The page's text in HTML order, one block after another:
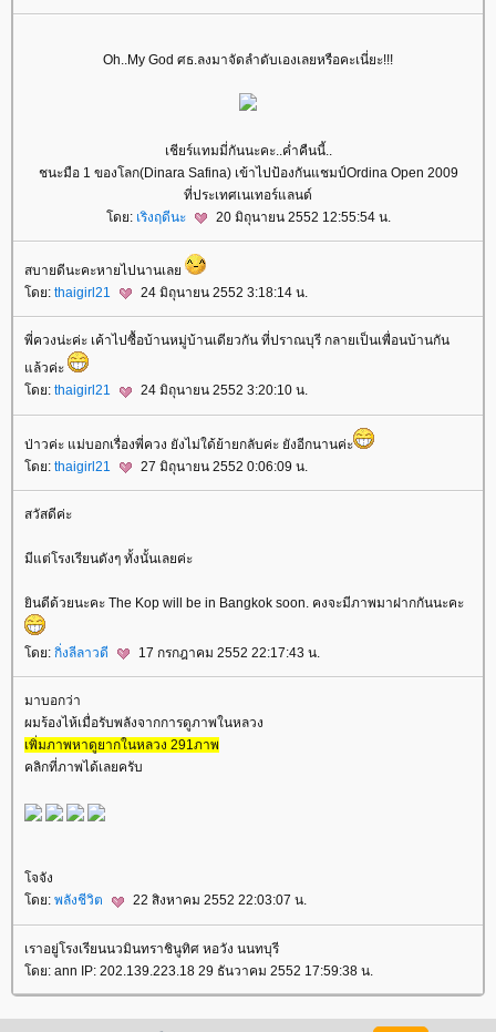
Oh..My God ศธ.ลงมาจัดลำดับเองเลยหรือคะเนี่ยะ!!!
เชียร์แทมมี่กันนะคะ..ค่ำคืนนี้..
ชนะมือ 1 ของโลก(Dinara Safina) เข้าไปป้องกันแชมป์Ordina Open 2009
ที่ประเทศเนเทอร์แลนด์
ดย: เริงฤดีนะ 20 มิถุนายน 2552 12:55:54 น.
สบายดีนะคะหายไปนานเล
ดย: thaigirl21 24 มิถุนายน 2552 3:18:14 น.
พี่ควงน่ะค่ะ เค้าไปซื้อบ้านหมู่บ้านเดียวกัน ที่ปราณบุรี กลายเป็นเพื่อนบ้านกัน
ล้วค่ะ
ดย: thaigirl21 24 มิถุนายน 2552 3:20:10 น.
ป่าวค่ะ แม่บอกเรื่องพี่ควง ยังไม่ใด้ย้ายกลับค่ะ ยังอีกนานค่ะ
ดย: thaigirl21 27 มิถุนายน 2552 0:06:09 น.
สวัสดีค่ะ
มีแต่โรงเรียนดังๆ ทั้งนั้นเลยค่ะ
ินดีด้วยนะคะ The Kop will be in Bangkok soon. คงจะมีภาพมาฝากกันนะคะ
ดย: กิ่งลีลาวดี 17 กรกฎาคม 2552 22:17:43 น.
มาบอกว่า
ผมร้องไห้เมื่อรับพลังจากการดูภาพในหลวง
เพิ่มภาพหาดูยากในหลวง 291ภาพ
คลิกที่ภาพได้เลยครับ
จจัง
ดย: พลังชีวิต 22 สิงหาคม 2552 22:03:07 น.
เราอยู่โรงเรียนนวมินทราชินูทิศ หอวัง นนทบุรี
ดย: ann IP: 202.139.223.18 29 ธันวาคม 2552 17:59:38 น.